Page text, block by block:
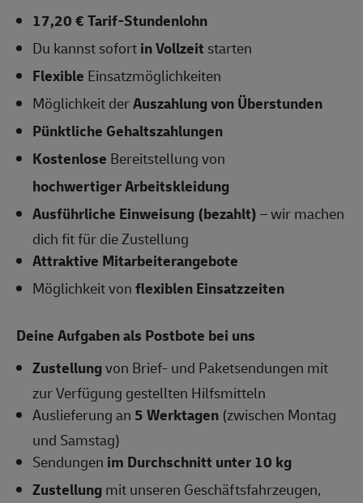
17,20 € Tarif-Stundenlohn
Du kannst sofortin Vollzeit starten
Flexible Einsatzmöglichkeiten
Möglichkeit derAuszahlung von Überstunden
Pünktliche Gehaltszahlungen
Kostenlose Bereitstellung von
hochwertiger Arbeitskleidung
Ausführliche Einweisung (bezahlt)– wir machen
dich fit für die Zustellung
Attraktive Mitarbeiterangebote
Möglichkeit vonflexiblen Einsatzzeiten
Deine Aufgaben als Postbote bei uns
Zustellungvon Brief- und Paketsendungen mit
zur Verfügung gestellten Hilfsmitteln
Auslieferung an5 Werktagen (zwischen Montag
und Samstag)
Sendungen im Durchschnitt unter 10 kg
Zustellungmit unseren Geschäftsfahrzeugen,